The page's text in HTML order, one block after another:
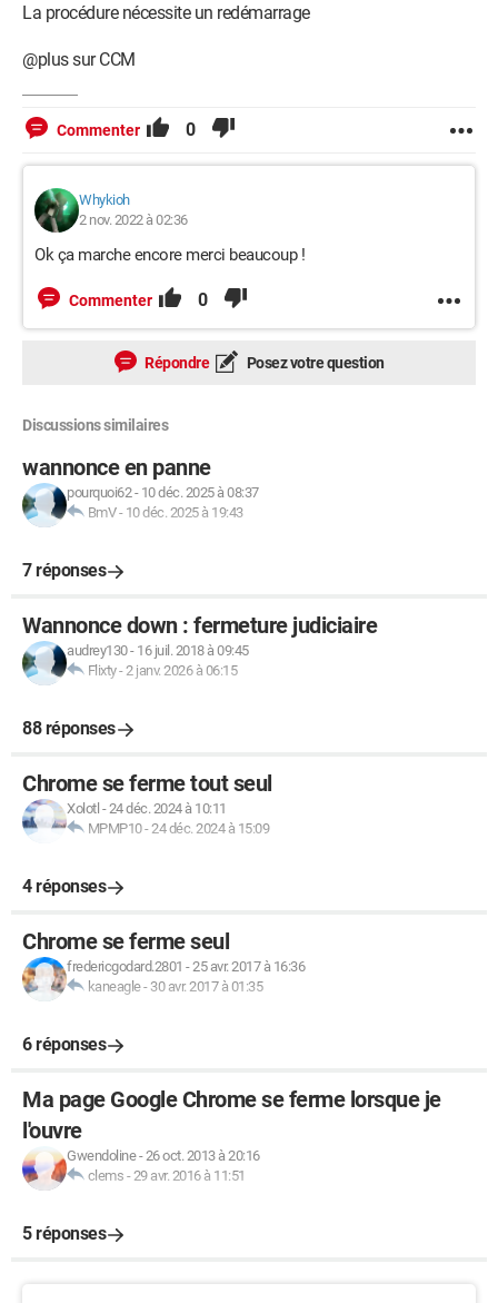
La procédure nécessite un redémarrage
@plus sur CCM
Commenter 0
Whykioh
2 nov. 2022 à 02:36
Ok ça marche encore merci beaucoup !
Commenter 0
Répondre Posez votre question
Discussions similaires
wannonce en panne
pourquoi62- 10 déc. 2025 à 08:37
BmV- 10 déc. 2025 à 19:43
7 réponses
Wannonce down : fermeture judiciaire
audrey130- 16 juil. 2018 à 09:45
Flixty-2 janv. 2026 à 06:15
88 réponses
Chrome se ferme tout seul
Xolotl -24 déc. 2024 à 10:11
MPMP10-24 déc. 2024 à 15:09
4 réponses
Chrome se ferme seul
fredericgodard.2801 -25 avr. 2017 à 16:36
kaneagle- 30 avr. 2017 à 01:35
6 réponses
Ma page Google Chrome se ferme lorsque je
l'ouvre
Gwendoline-26 oct. 2013 à 20:16
clems -29 avr. 2016 à 11:51
5 réponses